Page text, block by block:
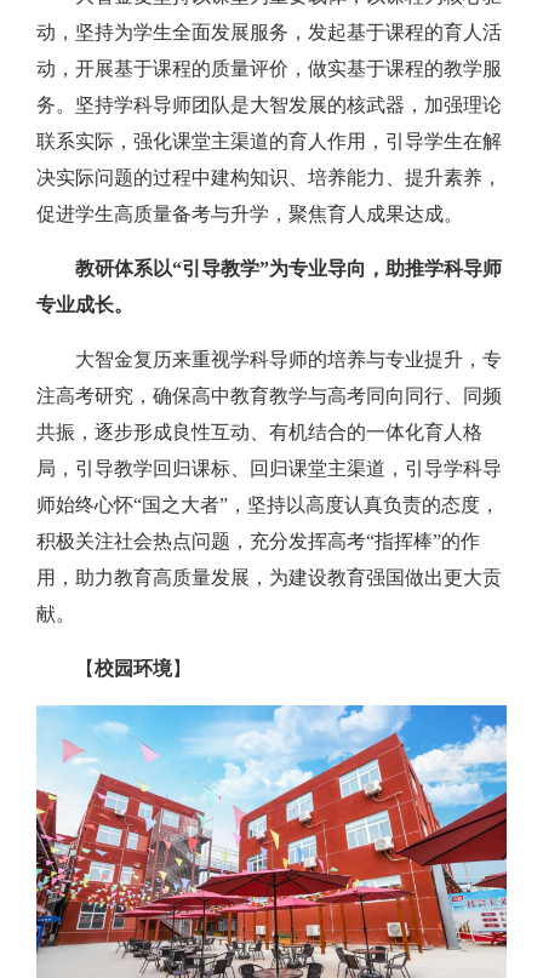
动，坚持为学生全面发展服务，发起基于课程的育人活
动，开展基于课程的质量评价，做实基于课程的教学服
务。坚持学科导师团队是大智发展的核武器，加强理论
联系实际，强化课堂主渠道的育人作用，引导学生在解
决实际问题的过程中建构知识、培养能力、提升素养，
促进学生高质量备考与升学，聚焦育人成果达成。
教研体系以“引导教学”为专业导向，助推学科导师
专业成长。
大智金复历来重视学科导师的培养与专业提升，专
注高考研究，确保高中教育教学与高考同向同行、同频
共振，逐步形成良性互动、有机结合的一体化育人格
局，引导教学回归课标、回归课堂主渠道，引导学科导
师始终心怀“国之大者”，坚持以高度认真负责的态度，
积极关注社会热点问题，充分发挥高考“指挥棒”的作
用，助力教育高质量发展，为建设教育强国做出更大贡
献。
【校园环境】